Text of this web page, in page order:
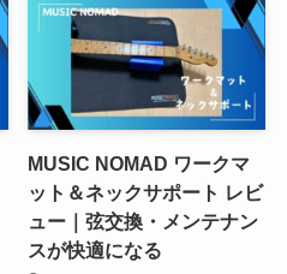
MUSIC NOMAD ワークマ
ット＆ネックサポート レビ
ュー｜弦交換・メンテナン
スが快適になる